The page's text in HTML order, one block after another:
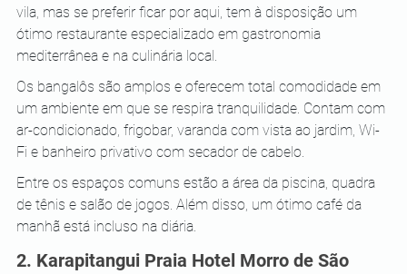
vila, mas se preferir ficar por aqui, tem à disposição um
ótimo restaurante especializado em gastronomia
mediterrânea e na culinária local.
Os bangalôs são amplos e oferecem total comodidade em
um ambiente em que se respira tranquilidade. Contam com
ar-condicionado, frigobar, varanda com vista ao jardim, Wi-
Fi e banheiro privativo com secador de cabelo.
Entre os espaços comuns estão a área da piscina, quadra
de tênis e salão de jogos. Além disso, um ótimo café da
manhã está incluso na diária.
2. Karapitangui Praia Hotel Morro de São